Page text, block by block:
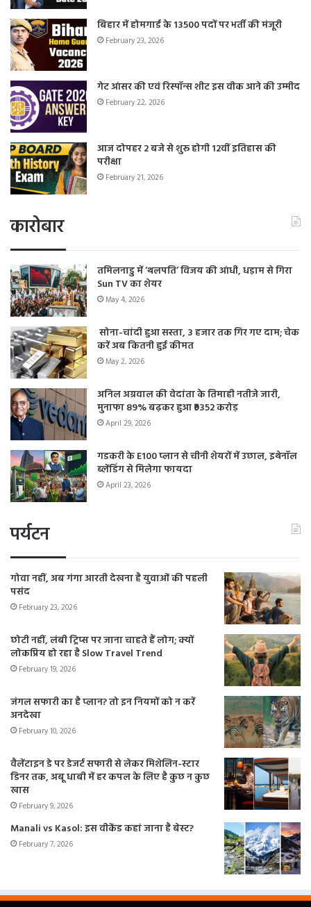
बिहार में होमगार्ड के 13500 पदों पर भर्ती की मंजूरी
February 23, 2026
गेट आंसर की एवं रिस्पॉन्स शीट इस वीक आने की उम्मीद
February 22, 2026
आज दोपहर 2 बजे से शुरू होगी 12वीं इतिहास की
परीक्षा
February 21, 2026
कारोबार
तमिलनाडु में ‘थलपति’ विजय की आंधी, धड़ाम से गिरा
Sun TV का शेयर
May 4, 2026
सोना-चांदी हुआ सस्ता, 3 हजार तक गिर गए दाम; चेक
करें अब कितनी हुई कीमत
May 2, 2026
अनिल अग्रवाल की वेदांता के तिमाही नतीजे जारी,
मुनाफा 89% बढ़कर हुआ ₹9352 करोड़
April 29, 2026
गडकरी के E100 प्लान से चीनी शेयरों में उछाल, इथेनॉल
ब्लेंडिंग से मिलेगा फायदा
April 23, 2026
पर्यटन
गोवा नहीं, अब गंगा आरती देखना है युवाओं की पहली
पसंद
February 23, 2026
छोटी नहीं, लंबी ट्रिप्स पर जाना चाहते हैं लोग; क्यों
लोकप्रिय हो रहा है Slow Travel Trend
February 19, 2026
जंगल सफारी का है प्लान? तो इन नियमों को न करें
अनदेखा
February 10, 2026
वैलेंटाइन डे पर डेजर्ट सफारी से लेकर मिशेलिन-स्टार
डिनर तक, अबू धाबी में हर कपल के लिए है कुछ न कुछ
खास
February 9, 2026
Manali vs Kasol: इस वीकेंड कहां जाना है बेस्ट?
February 7, 2026